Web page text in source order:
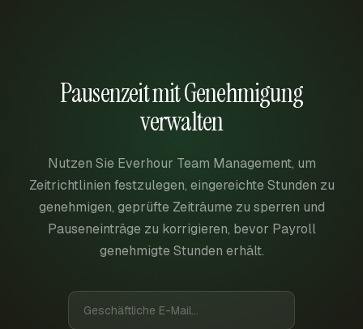
Pausenzeit mit Genehmigung
verwalten
Nutzen Sie Everhour Team Management, um
Zeitrichtlinien festzulegen, eingereichte Stunden zu
genehmigen, geprüfte Zeiträume zu sperren und
Pauseneinträge zu korrigieren, bevor Payroll
genehmigte Stunden erhält.